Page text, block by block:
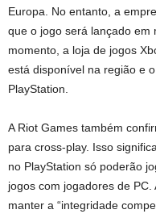
Europa. No entanto, a
que o jogo será lançado em
momento, a loja de jogos
está disponível na região e
PlayStation.
A Riot Games também
para cross-play. Isso
no PlayStation só poderão
jogos com jogadores de
manter a “integridade